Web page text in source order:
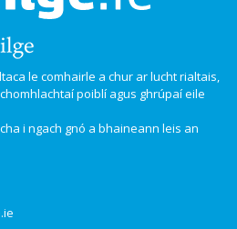
le comhairle a chur ar lucht rialtais,
poiblí agus ghrúpaí eile
i ngach gnó a bhaineann leis an